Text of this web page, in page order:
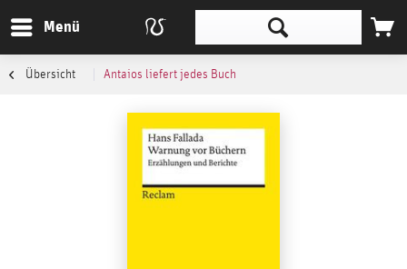
Menü
Übersicht Antaios liefert jedes Buch